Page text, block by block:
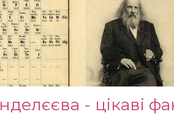
- цікаві